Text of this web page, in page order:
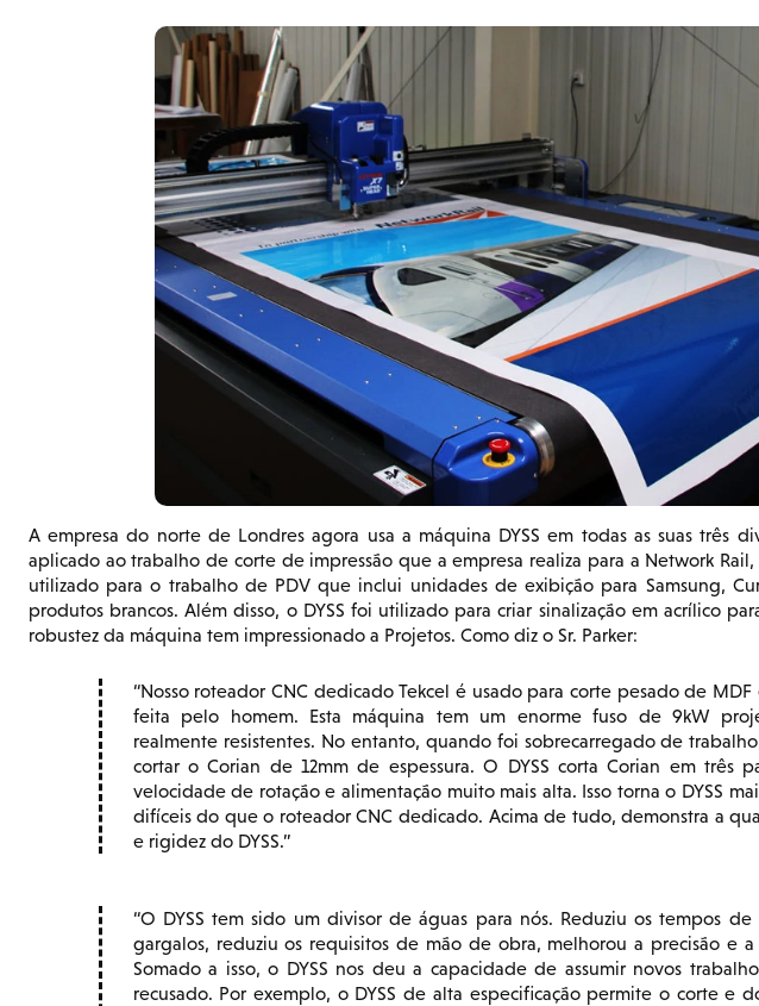
A empresa do norte de Londres agora usa a máquina DYSS em todas as suas três
aplicado ao trabalho de corte de impressão que a empresa realiza para a Network
utilizado para o trabalho de PDV que inclui unidades de exibição para Samsung,
produtos brancos. Além disso, o DYSS foi utilizado para criar sinalização em acrílico
robustez da máquina tem impressionado a Projetos. Como diz o Sr. Parker:
Nosso roteador CNC dedicado Tekcel é usado para corte pesado de
feita pelo homem. Esta máquina tem um enorme fuso de 9kW
realmente resistentes. No entanto, quando foi sobrecarregado de trabalho,
cortar o Corian de 12mm de espessura. O DYSS corta Corian em três
velocidade de rotação e alimentação muito mais alta. Isso torna o DYSS
difíceis do que o roteador CNC dedicado. Acima de tudo, demonstra a
e rigidez do DYSS.
O DYSS tem sido um divisor de águas para nós. Reduziu os tempos
gargalos, reduziu os requisitos de mão de obra, melhorou a precisão e
Somado a isso, o DYSS nos deu a capacidade de assumir novos
recusado. Por exemplo, o DYSS de alta especificação permite o corte e